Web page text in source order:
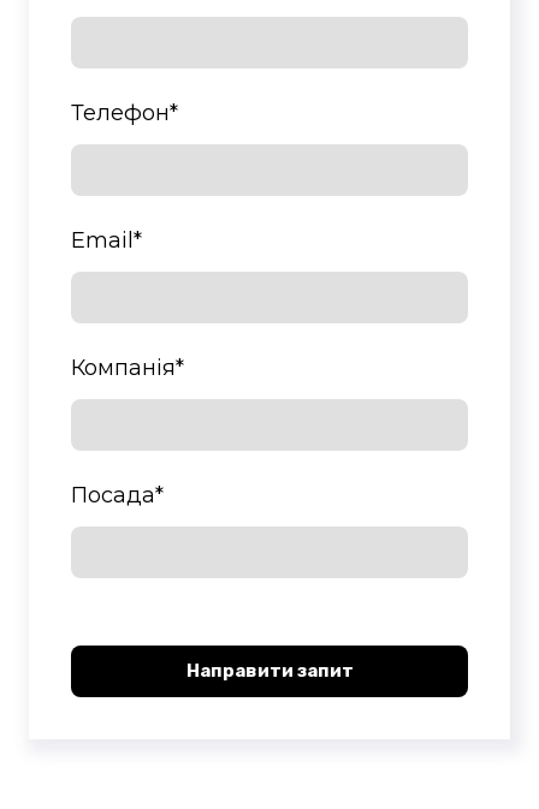
Телефон*
Email *
Компанія*
Посада*
Направити запит